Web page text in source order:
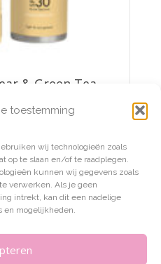
toestemming
wij technologieën zoals
op te slaan en/of te raadplegen.
kunnen wij gegevens zoals
verwerken. Als je geen
intrekt, kan dit een nadelige
en mogelijkheden.
& Green Tea
WINKELWAGEN